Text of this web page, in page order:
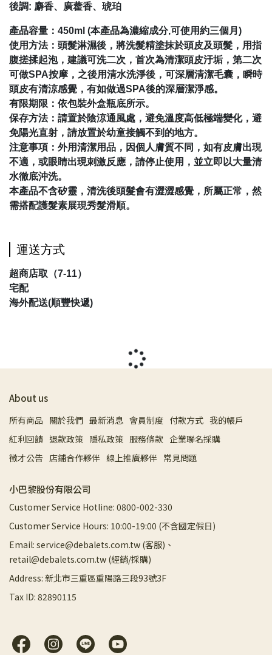
後調: 麝香、廣藿香、琥珀
產品容量：450ml (本產品為濃縮成分,可使用約三個月)
使用方法：頭髮淋濕後，將洗髮精塗抹於頭皮及頭髮，用指
腹搓揉起泡，建議可洗二次，首次為清潔頭皮汙垢，第二次
可做SPA按摩，之後用清水洗淨後，可深層清潔毛囊，瞬時
頭皮有清涼感覺，有如做過SPA後的深層潔淨感。
有限期限：依包裝外盒瓶底所示。
保存方法：請置於陰涼通風處，避免溫度高低極端變化，避
免陽光直射，請放置於幼童接觸不到的地方。
注意事項：外用清潔用品，因個人膚質不同，如有皮膚出現
不適，或眼睛出現刺激反應，請停止使用，並立即以大量清
水徹底沖洗。
本產品不含矽靈，清洗後頭髮會有澀澀感覺，所屬正常，然
需搭配護髮素展現秀髮滑順。
運送方式
超商店取（7-11）
宅配
海外配送(順豐快遞)
About us
所有商品 關於我們 最新消息 會員制度 付款方式 我的帳戶
紅利回饋 退款政策 隱私政策 服務條款 企業聯名採購
徵才公告 店鋪合作夥伴 線上推廣夥伴 常見問題
小巴黎股份有限公司
Customer Service Hotline: 0800-002-330
Customer Service Hours: 10:00-19:00 (不含國定假日)
Email: service@debalets.com.tw (客服)、
retail@debalets.com.tw (經銷/採購)
Address: 新北市三重區重陽路三段93號3F
Tax ID: 82890115